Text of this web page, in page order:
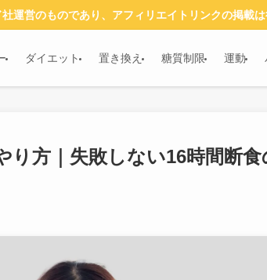
運営のものであり、アフィリエイトリンクの掲載
ダイエット 置き換え 糖質制限 運動
り方｜失敗しない16時間断食